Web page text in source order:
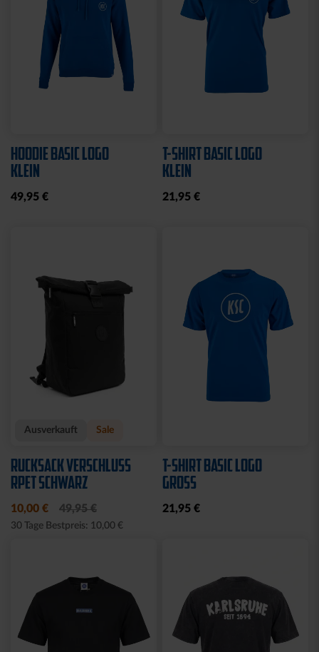
HOODIE BASIC LOGO
KLEIN
49,95 €
T-SHIRT BASIC LOGO
KLEIN
21,95 €
Ausverkauft Sale
RUCKSACK VERSCHLUSS
RPET SCHWARZ
10,00 € 49,95 €
30 Tage Bestpreis: 10,00 €
T-SHIRT BASIC LOGO
GROSS
21,95 €